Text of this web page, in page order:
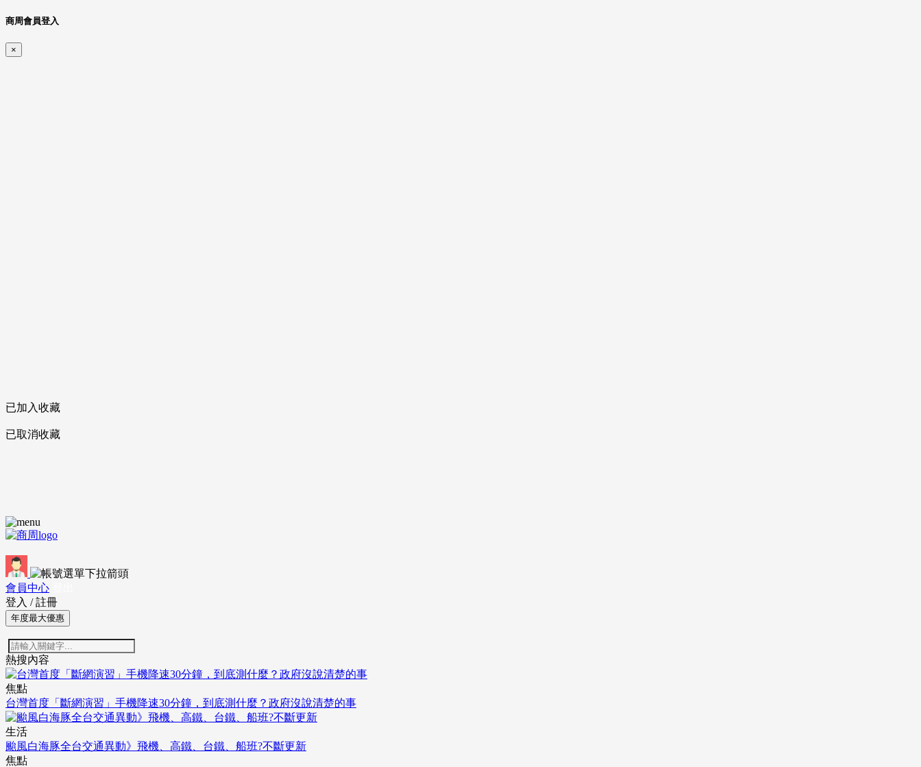
商周會員登入
×
已加入收藏
已取消收藏
會員中心
登入 / 註冊
年度最大優惠
熱搜內容
焦點
台灣首度「斷網演習」手機降速30分鐘，到底測什麼？政府沒說清楚的事
生活
颱風白海豚全台交通異動》飛機、高鐵、台鐵、船班?不斷更新
焦點